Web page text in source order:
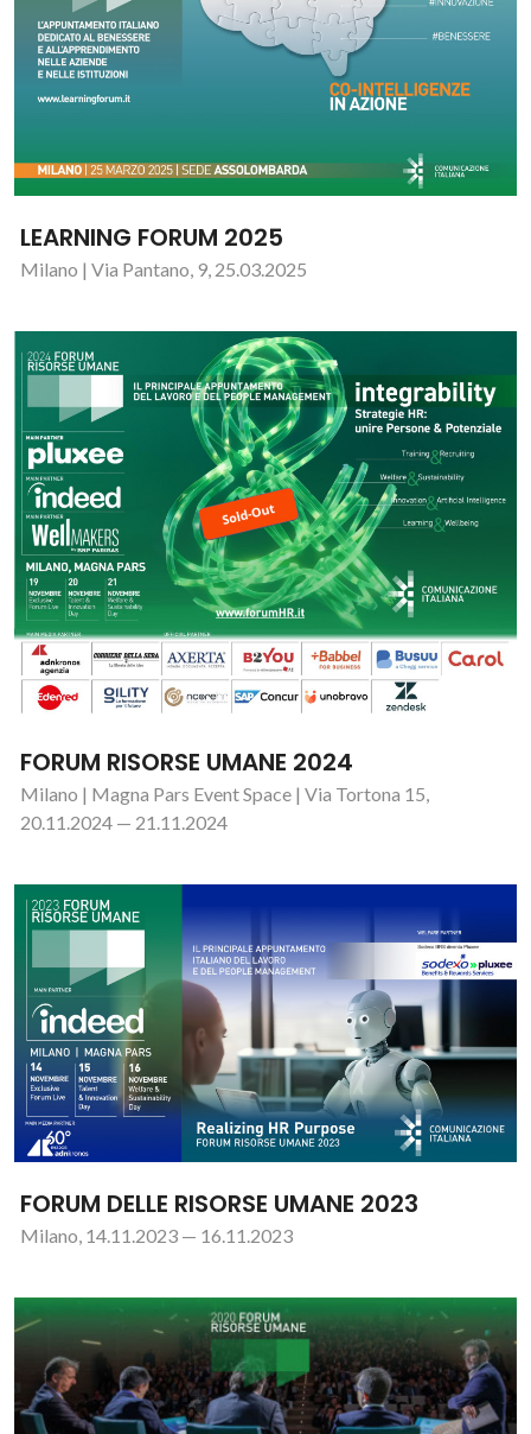
LEARNING FORUM 2025
Milano | Via Pantano, 9, 25.03.2025
FORUM RISORSE UMANE 2024
Milano | Magna Pars Event Space | Via Tortona 15,
20.11.2024 — 21.11.2024
FORUM DELLE RISORSE UMANE 2023
Milano, 14.11.2023 — 16.11.2023